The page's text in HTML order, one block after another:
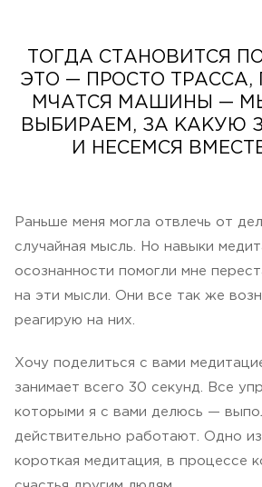
ТОГДА СТАНОВИТСЯ
ЭТО — ПРОСТО ТРАССА,
МЧАТСЯ МАШИНЫ —
ВЫБИРАЕМ, ЗА КАКУЮ
И НЕСЕМСЯ
Раньше меня могла отвлечь от
случайная мысль. Но навыки
осознанности помогли мне
на эти мысли. Они все так же
реагирую на них.
Хочу поделиться с вами
занимает всего 30 секунд. Все
которыми я с вами делюсь —
действительно работают. Одно
короткая медитация, в процессе